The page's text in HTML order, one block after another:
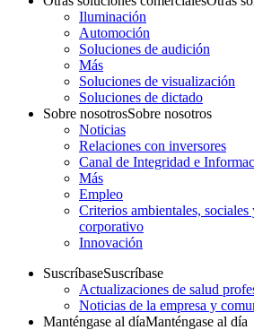
Iluminación
Automoción
Soluciones de audición
Más
Soluciones de visualización
Soluciones de dictado
Sobre nosotrosSobre nosotros
Noticias
Relaciones con inversores
Canal de Integridad e
Más
Empleo
Criterios ambientales,
corporativo
Innovación
SuscríbaseSuscríbase
Actualizaciones de salud
Noticias de la empresa y
Manténgase al díaManténgase al día